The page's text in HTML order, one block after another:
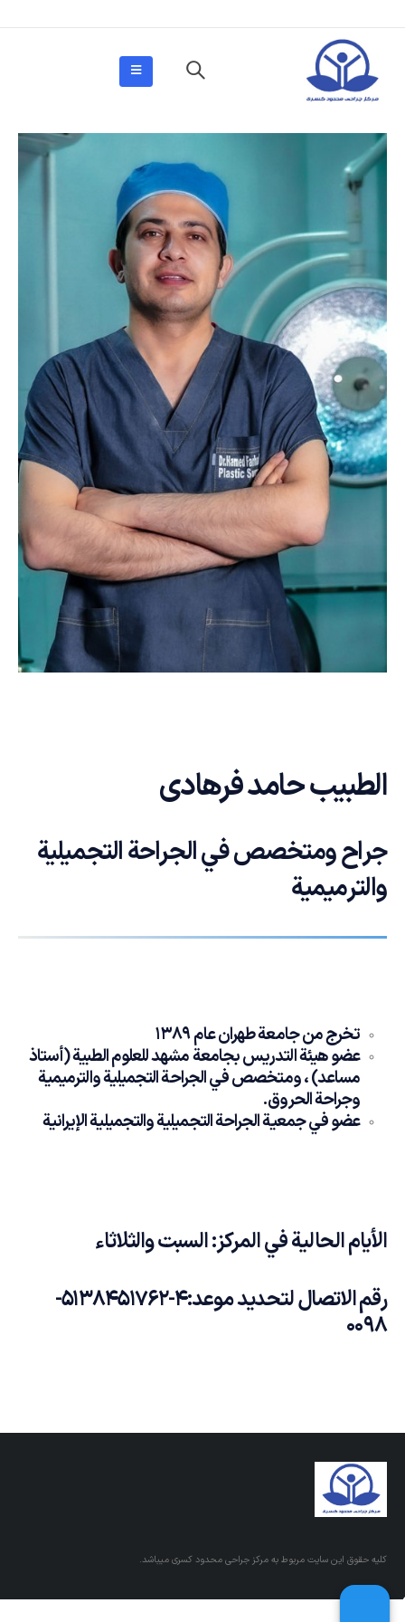
الطبيب حامد فرهادی
جراح ومتخصص في الجراحة التجميلية
والترميمية
تخرج من جامعة طهران عام 1389
عضو هيئة التدريس بجامعة مشهد للعلوم الطبية (أستاذ
مساعد) ، ومتخصص في الجراحة التجميلية والترميمية
وجراحة الحروق.
عضو في جمعية الجراحة التجميلية والتجميلية الإيرانية
الأيام الحالية في المركز: السبت والثلاثاء
رقم الاتصال لتحديد موعد
:4-5138451762-
0098
کلیه حقوق این سایت مربوط به مرکز جراحی محدود کسری میباشد.